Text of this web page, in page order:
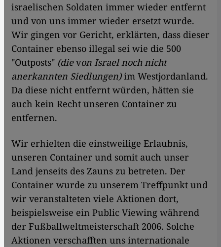
israelischen Soldaten immer wieder entfernt
und von uns immer wieder ersetzt wurde.
Wir gingen vor Gericht, erklärten, dass dieser
Container ebenso illegal sei wie die 500
"Outposts" (dievon Israel noch nicht
anerkannten Siedlungen)im Westjordanland.
Da diese nicht entfernt würden, hätten sie
auch kein Recht unseren Container zu
entfernen.
Wir erhielten die einstweilige Erlaubnis,
unseren Container und somit auch unser
Land jenseits des Zauns zu betreten. Der
Container wurde zu unserem Treffpunkt und
wir veranstalteten viele Aktionen dort,
beispielsweise ein Public Viewing während
der Fußballweltmeisterschaft 2006. Solche
Aktionen verschafften uns internationale